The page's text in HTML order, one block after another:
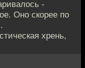
-
Оно скорее по
хрень,